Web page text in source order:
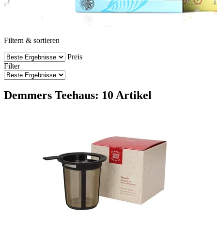
Filtern & sortieren
Preis
Filter
Demmers Teehaus: 10 Artikel